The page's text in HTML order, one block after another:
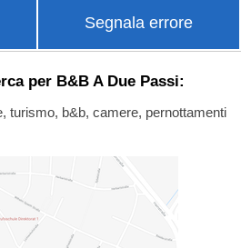
Segnala errore
per B&B A Due Passi:
turismo, b&b, camere, pernottamenti